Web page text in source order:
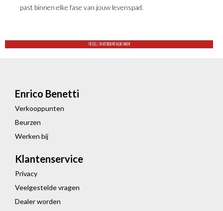
past binnen elke fase van jouw levenspad.
Enrico Benetti
Verkooppunten
Beurzen
Werken bij
Klantenservice
Privacy
Veelgestelde vragen
Dealer worden